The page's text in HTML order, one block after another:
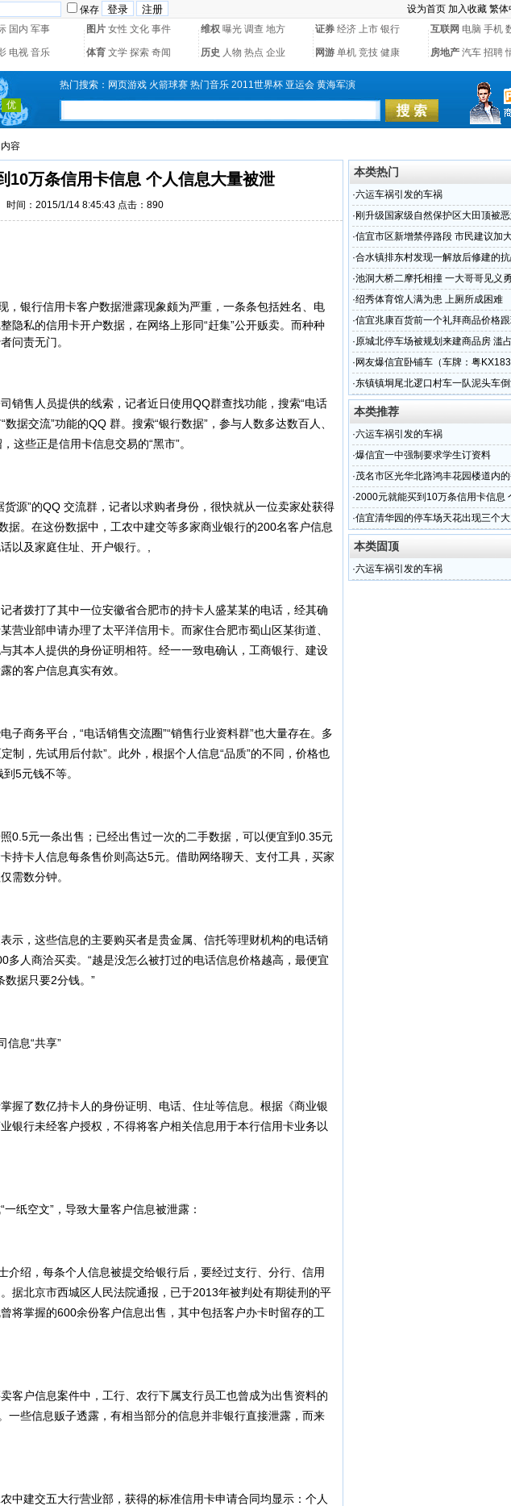
保存 设为首页 加入收藏 繁体
国内 军事 图片 女性 文化 事件 维权 曝光 调查 地方 证券 经济 上市 银行 互联网 电脑 手机
电视 音乐 体育 文学 探索 奇闻 历史 人物 热点 企业 网游 单机 竞技 健康 房地产 汽车 招聘
热门搜索： 网页游戏 火箭球赛 热门音乐 2011世界杯 亚运会 黄海军演
容
10万条信用卡信息 个人信息大量被泄
时间：2015/1/14 8:45:43 点击： 890
，银行信用卡客户数据泄露现象颇为严重，一条条包括姓名、电
隐私的信用卡开户数据，在网络上形同“赶集”公开贩卖。而种种
问责无门。
售人员提供的线索，记者近日使用QQ群查找功能，搜索“电话
据交流”功能的QQ 群。搜索“银行数据”，参与人数多达数百人、
这些正是信用卡信息交易的“黑市”。
源”的QQ 交流群，记者以求购者身份，很快就从一位卖家处获得
据。在这份数据中，工农中建交等多家商业银行的200名客户信息
以及家庭住址、开户银行。,
拨打了其中一位安徽省合肥市的持卡人盛某某的电话，经其确
营业部申请办理了太平洋信用卡。而家住合肥市蜀山区某街道、
其本人提供的身份证明相符。经一一致电确认，工商银行、建设
的客户信息真实有效。
商务平台，“电话销售交流圈”“销售行业资料群”也大量存在。多
制，先试用后付款”。此外，根据个人信息“品质”的不同，价格也
5元钱不等。
元一条出售；已经出售过一次的二手数据，可以便宜到0.35元
持卡人信息每条售价则高达5元。借助网络聊天、支付工具，买家
需数分钟。
，这些信息的主要购买者是贵金属、信托等理财机构的电话销
多人商洽买卖。“越是没怎么被打过的电话信息价格越高，最便宜
数据只要2分钱。”
息“共享”
了数亿持卡人的身份证明、电话、住址等信息。根据《商业银
银行未经客户授权，不得将客户相关信息用于本行信用卡业务以
空文”，导致大量客户信息被泄露：
，每条个人信息被提交给银行后，要经过支行、分行、信用
据北京市西城区人民法院通报，已于2013年被判处有期徒刑的平
将掌握的600余份客户信息出售，其中包括客户办卡时留存的工
户信息案件中，工行、农行下属支行员工也曾成为出售资料的
些信息贩子透露，有相当部分的信息并非银行直接泄露，而来
建交五大行营业部，获得的标准信用卡申请合同均显示：个人
本类热门
·六运车祸引发的车祸
·刚升级国家级自然保护区大田顶被
部对此不重视
·信宜市区新增禁停路段 市民建议加
志指引
·合水镇排东村发现一解放后修建的
·池洞大桥二摩托相撞 一大哥哥见义
·绍秀体育馆人满为患 上厕所成困难
·信宜兆康百货前一个礼拜商品价格
差甚远
·原城北停车场被规划来建商品房 滥
· 网友爆信宜卧铺车（车牌：粤
行为
·东镇镇垌尾北逻口村车一队泥头车
居民生活
本类推荐
·六运车祸引发的车祸
·爆信宜一中强制要求学生订资料
·茂名市区光华北路鸿丰花园楼道内
·2000元就能买到10万条信用卡信息
量被泄
·信宜清华园的停车场天花出现三个
本类固顶
·六运车祸引发的车祸